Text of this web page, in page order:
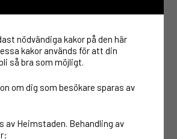
nödvändiga kakor på den här
kakor används för att din
så bra som möjligt.
om dig som besökare sparas av
av Heimstaden. Behandling av